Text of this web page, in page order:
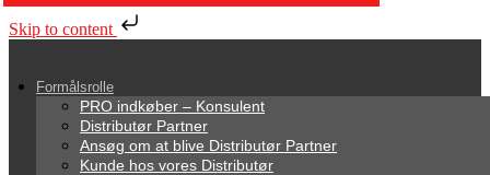
Skip to content
Formålsrolle
PRO indkøber – Konsulent
Distributør Partner
Ansøg om at blive Distributør Partner
Kunde hos vores Distributør